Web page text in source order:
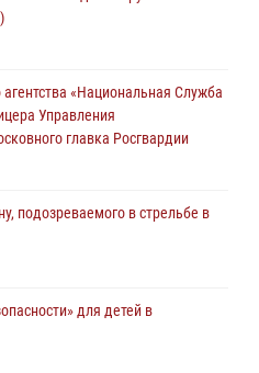
«Национальная Служба
Управления
главка Росгвардии
подозреваемого в стрельбе в
для детей в